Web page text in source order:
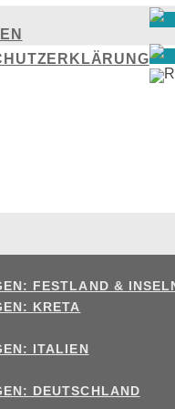
FESTLAND &
KRETA
ITALIEN
DEUTSCHLAND